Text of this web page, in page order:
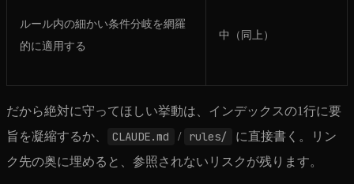
ルール内の細かい条件分岐を網羅
的に適用する
中（同上）
だから絶対に守ってほしい挙動は、インデックスの1行に要
旨を凝縮するか、
CLAUDE.md / rules/
に直接書く。リン
ク先の奥に埋めると、参照されないリスクが残ります。